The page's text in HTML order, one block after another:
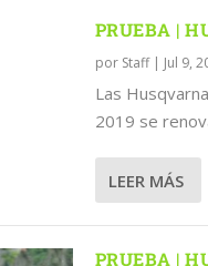
PRUEBA |
por Staff| Jul 9,
Las
2019 se
LEER MÁS
PRUEBA |